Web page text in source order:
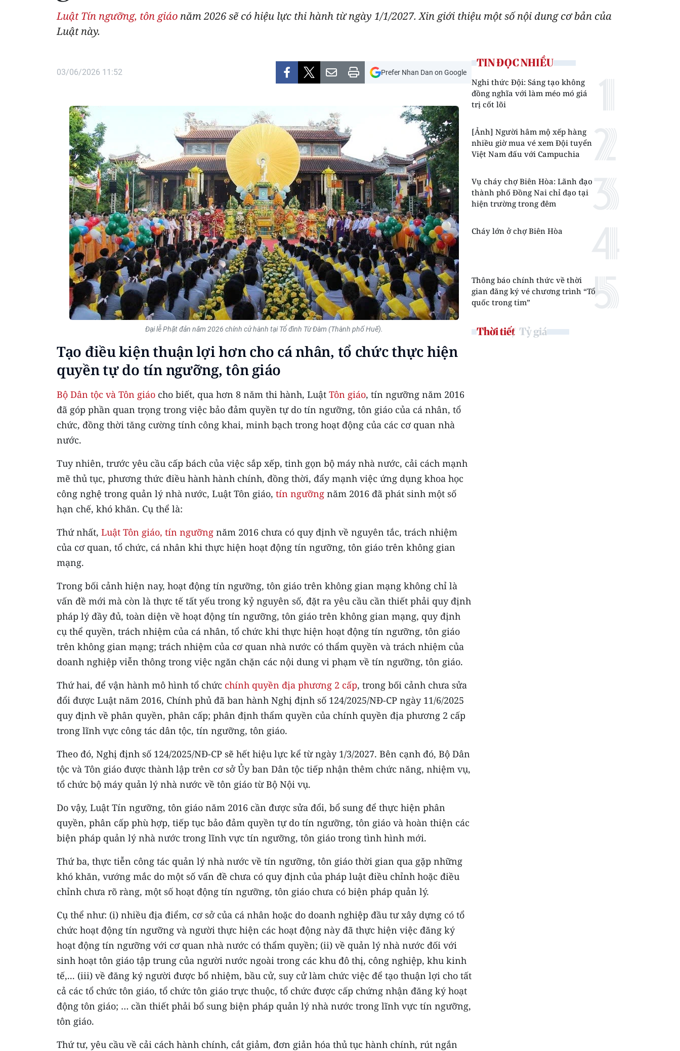
Luật Tín ngưỡng, tôn giáo năm 2026 sẽ có hiệu lực thi hành từ ngày 1/1/2027. Xin giới thiệu một số nội dung cơ bản của
Luật này.
03/06/2026 11:52 Prefer Nhan Dan on Google
Đại lễ Phật đản năm 2026 chính cử hành tại Tổ đình Từ Đàm (Thành phố Huế).
Tạo điều kiện thuận lợi hơn cho cá nhân, tổ chức thực hiện
quyền tự do tín ngưỡng, tôn giáo
Bộ Dân tộc và Tôn giáo cho biết, qua hơn 8 năm thi hành, Luật Tôn giáo, tín ngưỡng năm 2016
đã góp phần quan trọng trong việc bảo đảm quyền tự do tín ngưỡng, tôn giáo của cá nhân, tổ
chức, đồng thời tăng cường tính công khai, minh bạch trong hoạt động của các cơ quan nhà
nước.
Tuy nhiên, trước yêu cầu cấp bách của việc sắp xếp, tinh gọn bộ máy nhà nước, cải cách mạnh
mẽ thủ tục, phương thức điều hành hành chính, đồng thời, đẩy mạnh việc ứng dụng khoa học
công nghệ trong quản lý nhà nước, Luật Tôn giáo, tín ngưỡng năm 2016 đã phát sinh một số
hạn chế, khó khăn. Cụ thể là:
Thứ nhất, Luật Tôn giáo, tín ngưỡng năm 2016 chưa có quy định về nguyên tắc, trách nhiệm
của cơ quan, tổ chức, cá nhân khi thực hiện hoạt động tín ngưỡng, tôn giáo trên không gian
mạng.
Trong bối cảnh hiện nay, hoạt động tín ngưỡng, tôn giáo trên không gian mạng không chỉ là
vấn đề mới mà còn là thực tế tất yếu trong kỷ nguyên số, đặt ra yêu cầu cần thiết phải quy định
pháp lý đầy đủ, toàn diện về hoạt động tín ngưỡng, tôn giáo trên không gian mạng, quy định
cụ thể quyền, trách nhiệm của cá nhân, tổ chức khi thực hiện hoạt động tín ngưỡng, tôn giáo
trên không gian mạng; trách nhiệm của cơ quan nhà nước có thẩm quyền và trách nhiệm của
doanh nghiệp viễn thông trong việc ngăn chặn các nội dung vi phạm về tín ngưỡng, tôn giáo.
Thứ hai, để vận hành mô hình tổ chức chính quyền địa phương 2 cấp, trong bối cảnh chưa sửa
đổi được Luật năm 2016, Chính phủ đã ban hành Nghị định số 124/2025/NĐ-CP ngày 11/6/2025
quy định về phân quyền, phân cấp; phân định thẩm quyền của chính quyền địa phương 2 cấp
trong lĩnh vực công tác dân tộc, tín ngưỡng, tôn giáo.
Theo đó, Nghị định số 124/2025/NĐ-CP sẽ hết hiệu lực kể từ ngày 1/3/2027. Bên cạnh đó, Bộ Dân
tộc và Tôn giáo được thành lập trên cơ sở Ủy ban Dân tộc tiếp nhận thêm chức năng, nhiệm vụ,
tổ chức bộ máy quản lý nhà nước về tôn giáo từ Bộ Nội vụ.
Do vậy, Luật Tín ngưỡng, tôn giáo năm 2016 cần được sửa đổi, bổ sung để thực hiện phân
quyền, phân cấp phù hợp, tiếp tục bảo đảm quyền tự do tín ngưỡng, tôn giáo và hoàn thiện các
biện pháp quản lý nhà nước trong lĩnh vực tín ngưỡng, tôn giáo trong tình hình mới.
Thứ ba, thực tiễn công tác quản lý nhà nước về tín ngưỡng, tôn giáo thời gian qua gặp những
khó khăn, vướng mắc do một số vấn đề chưa có quy định của pháp luật điều chỉnh hoặc điều
chỉnh chưa rõ ràng, một số hoạt động tín ngưỡng, tôn giáo chưa có biện pháp quản lý.
Cụ thể như: (i) nhiều địa điểm, cơ sở của cá nhân hoặc do doanh nghiệp đầu tư xây dựng có tổ
chức hoạt động tín ngưỡng và người thực hiện các hoạt động này đã thực hiện việc đăng ký
hoạt động tín ngưỡng với cơ quan nhà nước có thẩm quyền; (ii) về quản lý nhà nước đối với
sinh hoạt tôn giáo tập trung của người nước ngoài trong các khu đô thị, công nghiệp, khu kinh
tế,... (iii) về đăng ký người được bổ nhiệm, bầu cử, suy cử làm chức việc để tạo thuận lợi cho tất
cả các tổ chức tôn giáo, tổ chức tôn giáo trực thuộc, tổ chức được cấp chứng nhận đăng ký hoạt
động tôn giáo; … cần thiết phải bổ sung biện pháp quản lý nhà nước trong lĩnh vực tín ngưỡng,
tôn giáo.
Thứ tư, yêu cầu về cải cách hành chính, cắt giảm, đơn giản hóa thủ tục hành chính, rút ngắn
TIN ĐỌC NHIỀU
Nghi thức Đội: Sáng tạo không
đồng nghĩa với làm méo mó giá
trị cốt lõi
[Ảnh] Người hâm mộ xếp hàng
nhiều giờ mua vé xem Đội tuyển
Việt Nam đấu với Campuchia
Vụ cháy chợ Biên Hòa: Lãnh đạo
thành phố Đồng Nai chỉ đạo tại
hiện trường trong đêm
Cháy lớn ở chợ Biên Hòa
Thông báo chính thức về thời
gian đăng ký vé chương trình “Tổ
quốc trong tim”
Thời tiết Tỷ giá